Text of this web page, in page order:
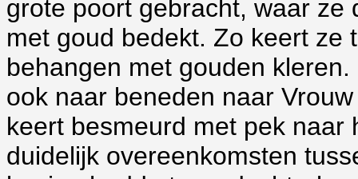
grote poort gebracht, waar
met goud bedekt. Zo keert ze
behangen met gouden
ook naar beneden naar
keert besmeurd met pek
duidelijk overeenkomsten